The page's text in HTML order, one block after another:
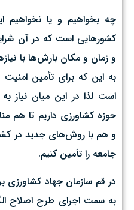
چه بخواهیم و یا نخواهیم
کشورهایی است که در آن
و زمان و مکان بارش‌ها با
به این که برای تأمین
است لذا در این میان نیاز
حوزه کشاورزی داریم تا هم
و هم با روش‌های جدید در
جامعه را تأمین کنیم.
در قم سازمان جهاد کشاورزی
به سمت اجرای طرح اصلاح